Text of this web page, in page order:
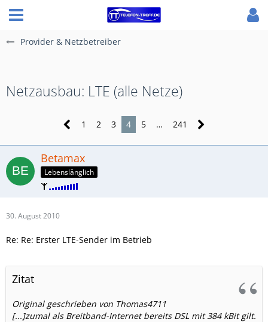
Provider & Netzbetreiber
Netzausbau: LTE (alle Netze)
1 2 3 4 5 … 241
Betamax
Lebenslänglich
30. August 2010
Re: Re: Erster LTE-Sender im Betrieb
Zitat
Original geschrieben von Thomas4711
[...]zumal als Breitband-Internet bereits DSL mit 384 kBit gilt.